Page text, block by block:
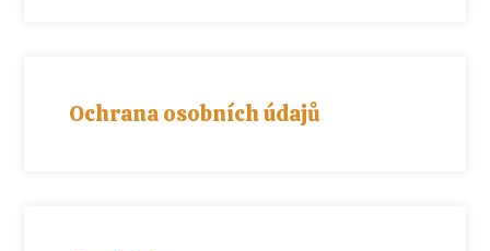
Ochrana osobních údajů